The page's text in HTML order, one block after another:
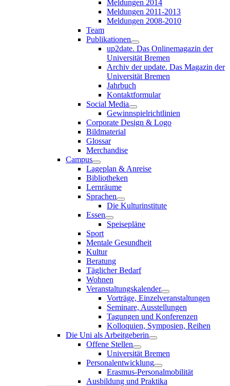
Meldungen 2014
Meldungen 2011-2013
Meldungen 2008-2010
Team
Publikationen
up2date. Das Onlinemagazin der
Universität Bremen
Archiv der update. Das Magazin der
Universität Bremen
Jahrbuch
Kontaktformular
Social Media
Gewinnspielrichtlinien
Corporate Design & Logo
Bildmaterial
Glossar
Merchandise
Campus
Lageplan & Anreise
Bibliotheken
Lernräume
Sprachen
Die Kulturinstitute
Essen
Speisepläne
Sport
Mentale Gesundheit
Kultur
Beratung
Täglicher Bedarf
Wohnen
Veranstaltungskalender
Vorträge, Einzelveranstaltungen
Seminare, Ausstellungen
Tagungen und Konferenzen
Kolloquien, Symposien, Reihen
Die Uni als Arbeitgeberin
Offene Stellen
Universität Bremen
Personalentwicklung
Erasmus-Personalmobilität
Ausbildung und Praktika